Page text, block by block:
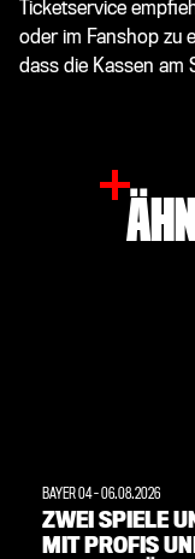
Ticketservice
oder im Fanshop zu
dass die Kassen am
BAYER 04-06.08.2026
ZWEI SPIELE
MIT PROFIS